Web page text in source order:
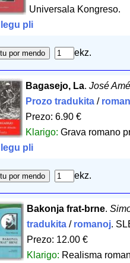
Universala Kongreso.
legu pli
ekz.
Bagasejo, La.José
Prozo tradukita /
Prezo: 6.90 €
Klarigo:Grava romano
legu pli
ekz.
Bakonja frat-brne.
tradukita / romanoj.
Prezo: 12.00 €
Klarigo: Realisma